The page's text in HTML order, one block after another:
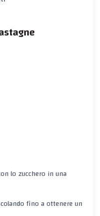
lo zucchero in una
fino a ottenere un